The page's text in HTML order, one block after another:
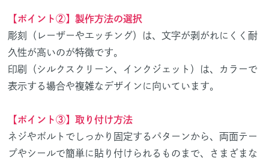
【ポイント②】製作方法の選択
彫刻（レーザーやエッチング）は、文字が剥がれにくく耐
久性が高いのが特徴です。
印刷（シルクスクリーン、インクジェット）は、カラーで
表示する場合や複雑なデザインに向いています。
【ポイント③】取り付け方法
ネジやボルトでしっかり固定するパターンから、両面テー
プやシールで簡単に貼り付けられるものまで、さまざまな